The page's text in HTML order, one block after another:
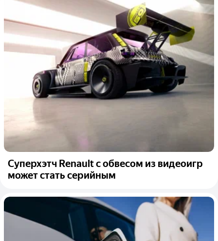
Суперхэтч Renault с обвесом из видеоигр
может стать серийным